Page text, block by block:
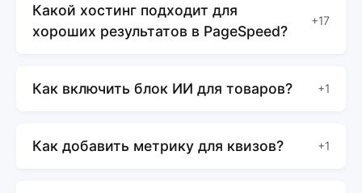
Какой хостинг подходит для
хороших результатов в PageSpeed?
+17
Как включить блок ИИ для товаров? +1
Как добавить метрику для квизов? +1